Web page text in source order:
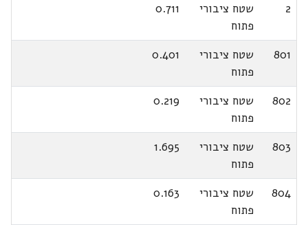
2
שטח ציבורי
פתוח
0.711
801
שטח ציבורי
פתוח
0.401
802
שטח ציבורי
פתוח
0.219
803
שטח ציבורי
פתוח
1.695
804
שטח ציבורי
פתוח
0.163